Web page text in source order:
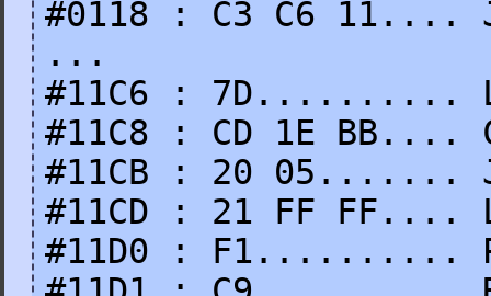
#0118 : C3 C6 11....
...
#11C6 : 7D..........
#11C8 : CD 1E BB....
#11CB : 20 05.......
#11CD : 21 FF FF....
#11D0 : F1..........